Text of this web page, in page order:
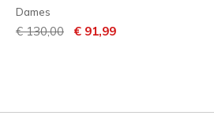
Dames
Prijs verlaagd van
€ 130,00 naar
€ 91,99